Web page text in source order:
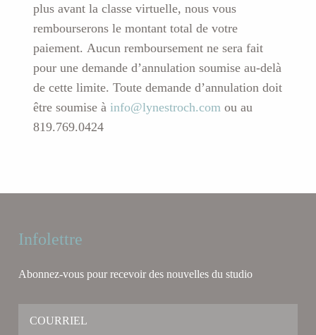
plus avant la classe virtuelle, nous vous
rembourserons le montant total de votre
paiement. Aucun remboursement ne sera fait
pour une demande d’annulation soumise au-delà
de cette limite. Toute demande d’annulation doit
être soumise à info@lynestroch.com ou au
819.769.0424
Infolettre
Abonnez-vous pour recevoir des nouvelles du studio